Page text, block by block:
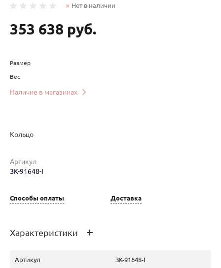
Нет в наличии
353 638 руб.
Размер
Вес
Наличие в магазинах
Наименование товара
Кольцо
Артикул
ЗК-91648-I
Способы оплаты Доставка
Характеристики
Артикул ЗК-91648-I